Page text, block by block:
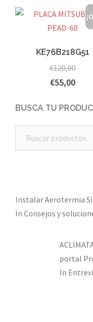
KE76B218G51
€120,00
€55,00
BUSCA TU
Instalar Aerotermia
In Consejos y
portal
In